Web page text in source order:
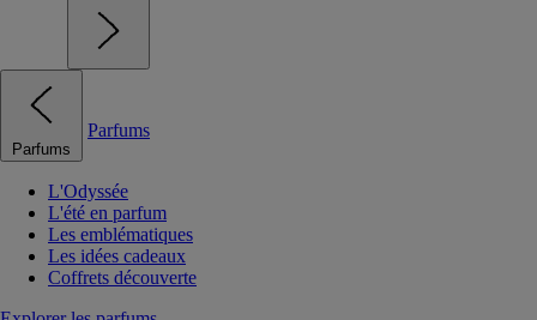
Parfums
Parfums
L'Odyssée
L'été en parfum
Les emblématiques
Les idées cadeaux
Coffrets découverte